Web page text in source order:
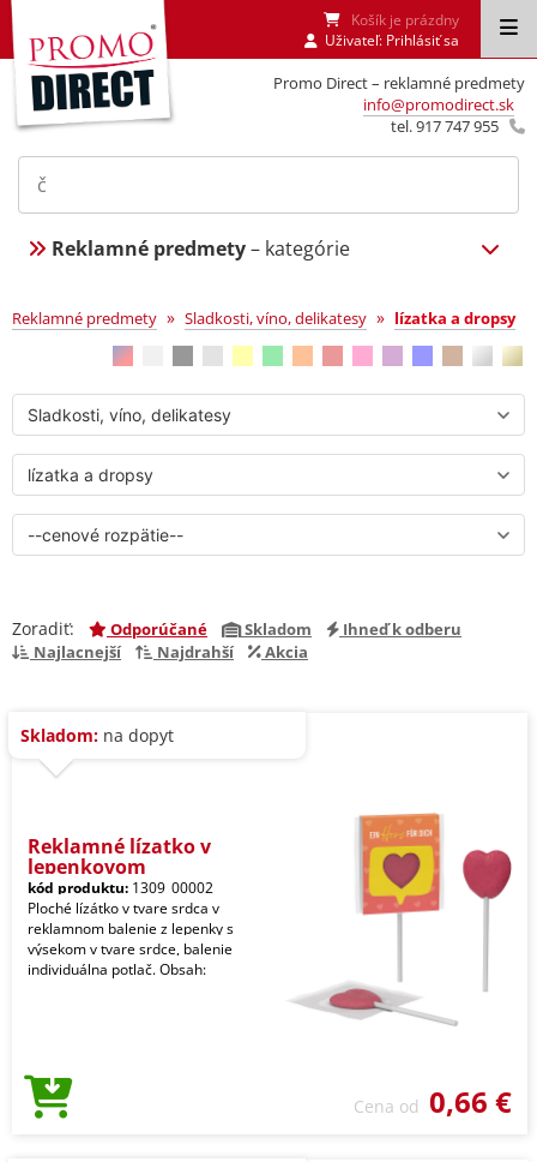
Promo Direct – reklamné predmety
info@promodirect.sk
tel. 917 747 955
Košík je prázdny
Uživateľ: Prihlásiť sa
Reklamné predmety– kategórie
lízatka a dropsy
Reklamné predmety » Sladkosti, víno, delikatesy » lízatka a dropsy
Zoradiť: Odporúčané Skladom
Ihneď k odberu
Najlacnejší
Najdrahší Akcia
Skladom: na dopyt
Reklamné lízatko v
lepenkovom
kód produktu: 1309_00002
Ploché lízátko v tvare srdca v
reklamnom balenie z lepenky s
výsekom v tvare srdce, balenie
individuálna potlač. Obsah:
Cena od 0,66 €